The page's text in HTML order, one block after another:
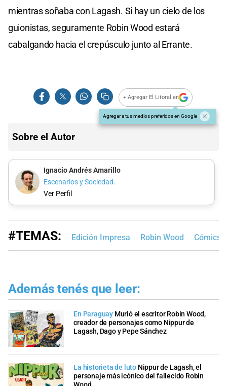
mientras soñaba con Lagash. Si hay un cielo de los
guionistas, seguramente Robin Wood estará
cabalgando hacia el crepúsculo junto al Errante.
+ Agregar El Litoral en
Agregar a tus medios preferidos en Google
Sobre el Autor
Ignacio Andrés Amarillo
Escenarios y Sociedad.
Ver Perfil
#TEMAS: Edición Impresa Robin Wood Cómics
Además tenés que leer:
En Paraguay Murió el escritor Robin Wood,
creador de personajes como Nippur de
Lagash, Dago y Pepe Sánchez
La historieta de luto Nippur de Lagash, el
personaje más icónico del fallecido Robin